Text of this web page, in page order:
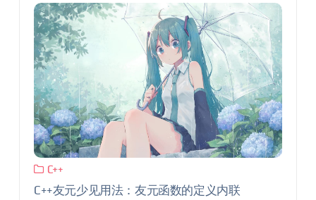
C++
C++友元少见用法：友元函数的定义内联